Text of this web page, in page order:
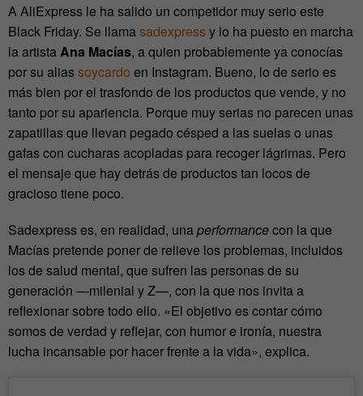
A AliExpress le ha salido un competidor muy serio este
Black Friday. Se llamasadexpressy lo ha puesto en marcha
la artistaAna Macías, a quien probablemente ya conocías
por su aliassoycardo en Instagram. Bueno, lo de serio es
más bien por el trasfondo de los productos que vende, y no
tanto por su apariencia. Porque muy serias no parecen unas
zapatillas que llevan pegado césped a las suelas o unas
gafas con cucharas acopladas para recoger lágrimas. Pero
el mensaje que hay detrás de productos tan locos de
gracioso tiene poco.
Sadexpress es, en realidad, unaperformancecon la que
Macías pretende poner de relieve los problemas, incluidos
los de salud mental, que sufren las personas de su
generación —milenial y Z—, con la que nos invita a
reflexionar sobre todo ello. «El objetivo es contar cómo
somos de verdad y reflejar, con humor e ironía, nuestra
lucha incansable por hacer frente a la vida», explica.